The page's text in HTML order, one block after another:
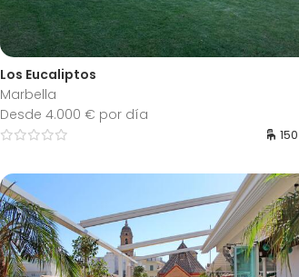
Los Eucaliptos
Marbella
Desde 4.000 € por día
150